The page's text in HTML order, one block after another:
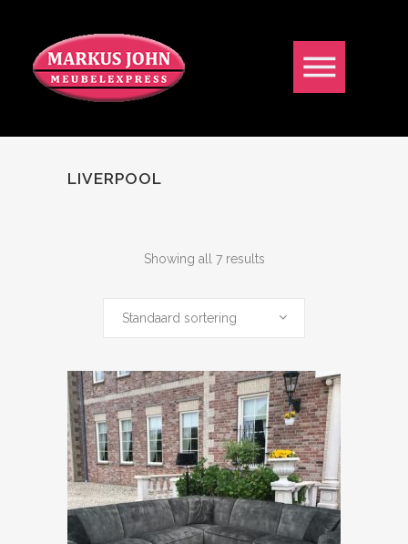
LIVERPOOL
Showing all 7 results
Standaard sortering